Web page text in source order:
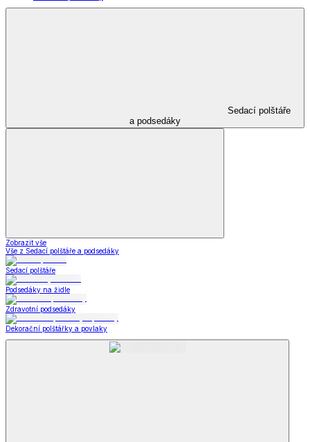
Sedací polštáře
a podsedáky
Zobrazit vše
Vše z Sedací polštáře a podsedáky
Sedací polštáře
Podsedáky na židle
Zdravotní podsedáky
Dekorační polštářky a povlaky